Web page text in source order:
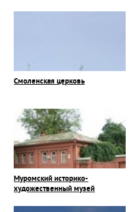
Смоленская церковь
Муромский историко-
художественный музей